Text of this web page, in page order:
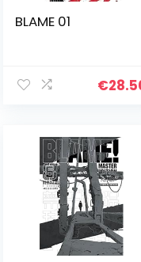
BLAME 01
€